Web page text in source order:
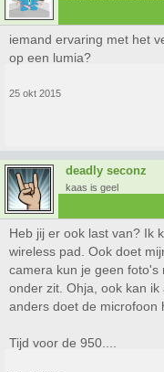
iemand ervaring met het
op een lumia?
25 okt 2015
deadly seconz
kaas is geel
Heb jij er ook last van? Ik
wireless pad. Ook doet
camera kun je geen
onder zit. Ohja, ook kan ik
anders doet de microfoon
Tijd voor de 950....